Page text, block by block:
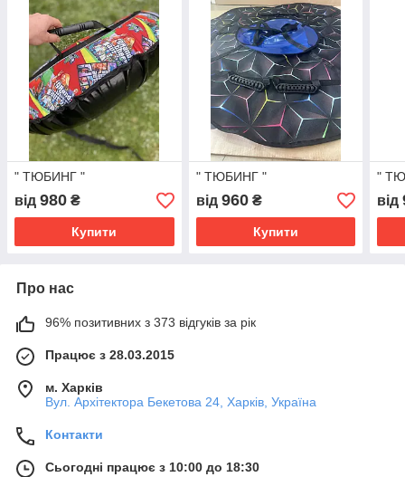
" ТЮБИНГ "
від 980 ₴
Купити
" ТЮБИНГ "
від 960₴
Купити
"
від
Про нас
96% позитивних з 373 відгуків за рік
Працює з 28.03.2015
м. Харків
Вул. Архітектора Бекетова 24, Харків, Україна
Контакти
Сьогодні працює з 10:00 до 18:30